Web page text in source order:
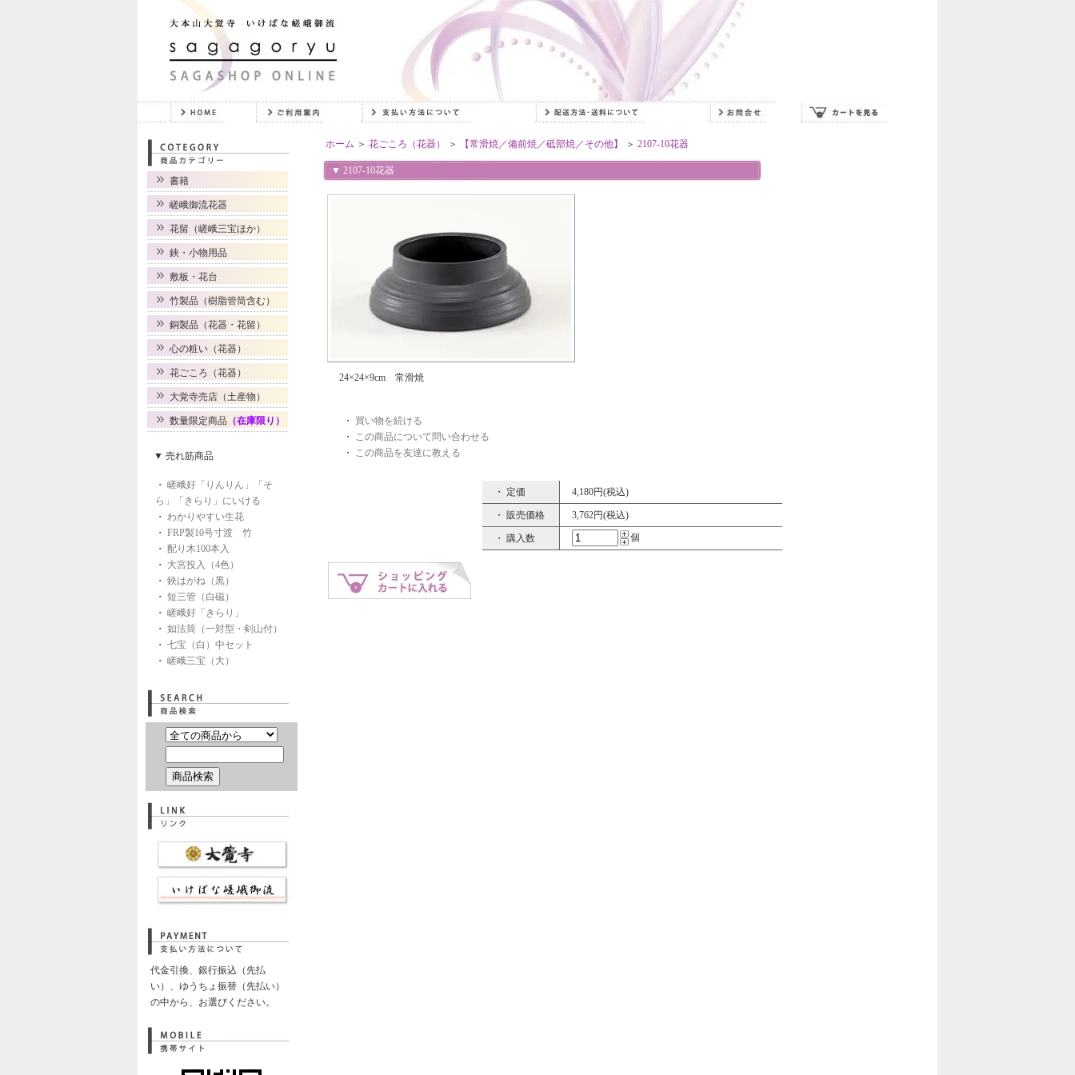
書籍
嵯峨御流花器
花留（嵯峨三宝ほか）
鋏・小物用品
敷板・花台
竹製品（樹脂管筒含む）
銅製品（花器・花留）
心の粧い（花器）
花ごころ（花器）
大覚寺売店（土産物）
数量限定商品 （在庫限り）
▼ 売れ筋商品
・ 嵯峨好「りんりん」「そ
ら」「きらり」にいける
・ わかりやすい生花
・ FRP製10号寸渡 竹
・ 配り木100本入
・ 大宮投入（4色）
・ 鋏はがね（黒）
・ 短三管（白磁）
・ 嵯峨好「きらり」
・ 如法筒（一対型・剣山付）
・ 七宝（白）中セット
・ 嵯峨三宝（大）
代金引換、銀行振込（先払
い）、ゆうちょ振替（先払い）
の中から、お選びください。
ホーム ＞ 花ごころ（花器） ＞ 【常滑焼／備前焼／砥部焼／その他】 ＞ 2107-10花器
▼ 2107-10花器
24×24×9cm 常滑焼
・ 買い物を続ける
・ この商品について問い合わせる
・ この商品を友達に教える
・ 定価 4,180円(税込)
・ 販売価格 3,762円(税込)
・ 購入数 個